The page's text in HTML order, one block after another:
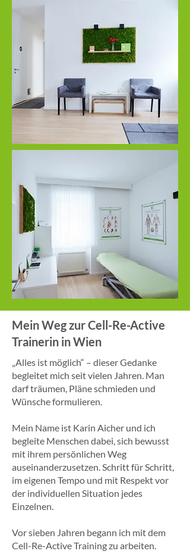
Mein Weg zur Cell-Re-Active
Trainerin in Wien
„Alles ist möglich“ – dieser Gedanke
begleitet mich seit vielen Jahren. Man
darf träumen, Pläne schmieden und
Wünsche formulieren.
Mein Name ist Karin Aicher und ich
begleite Menschen dabei, sich bewusst
mit ihrem persönlichen Weg
auseinanderzusetzen. Schritt für Schritt,
im eigenen Tempo und mit Respekt vor
der individuellen Situation jedes
Einzelnen.
Vor sieben Jahren begann ich mit dem
Cell-Re-Active Training zu arbeiten.